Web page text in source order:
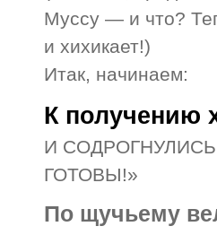
Муссу — и что?
и хихикает!)
Итак, начинаем:
К получению
И
ГОТОВЫ!»
По щучьему